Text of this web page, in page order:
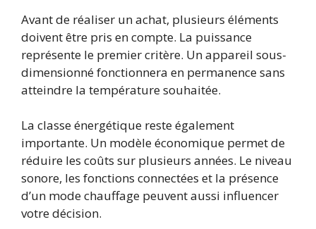
Avant de réaliser un achat, plusieurs éléments
doivent être pris en compte. La puissance
représente le premier critère. Un appareil sous-
dimensionné fonctionnera en permanence sans
atteindre la température souhaitée.
La classe énergétique reste également
importante. Un modèle économique permet de
réduire les coûts sur plusieurs années. Le niveau
sonore, les fonctions connectées et la présence
d’un mode chauffage peuvent aussi influencer
votre décision.